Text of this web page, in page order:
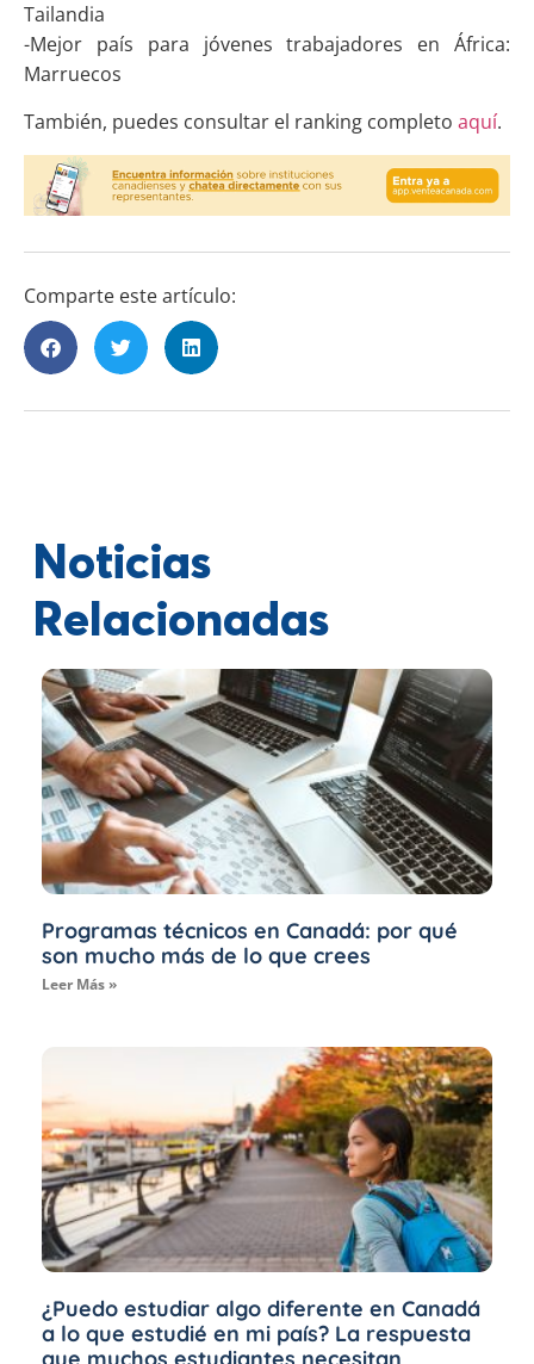
Tailandia
-Mejor país para jóvenes trabajadores en África:
Marruecos
También, puedes consultar el ranking completo aquí.
Comparte este artículo:
Noticias
Relacionadas
Programas técnicos en Canadá: por qué
son mucho más de lo que crees
Leer Más »
¿Puedo estudiar algo diferente en Canadá
a lo que estudié en mi país? La respuesta
que muchos estudiantes necesitan